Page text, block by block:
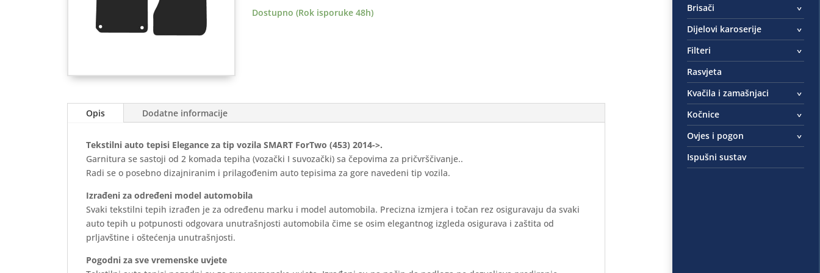
(453)
Dostupno (Rok isporuke 48h)
Opis Dodatne informacije
Tekstilni auto tepisi Elegance za tip vozila SMART ForTwo (453) 2014->.
Garnitura se sastoji od 2 komada tepiha (vozački I suvozački) sa čepovima za pričvrščivanje..
Radi se o posebno dizajniranim i prilagođenim auto tepisima za gore navedeni tip vozila.
Izrađeni za određeni model automobila
Svaki tekstilni tepih izrađen je za određenu marku i model automobila. Precizna izmjera i točan rez osiguravaju da svaki
auto tepih u potpunosti odgovara unutrašnjosti automobila čime se osim elegantnog izgleda osigurava i zaštita od
prljavštine i oštećenja unutrašnjosti.
Pogodni za sve vremenske uvjete
Brisači
Dijelovi karoserije
Filteri
Rasvjeta
Kvačila i zamašnjaci
Kočnice
Ovjes i pogon
Ispušni sustav